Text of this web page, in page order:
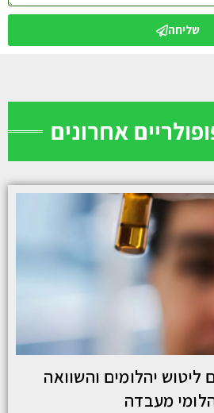
שליחה
אחרונים
ליטוש יהלומים והשוואה
מעבדה